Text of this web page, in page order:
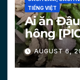
TIẾNG VIỆT
Ai ăn
hông
AUGUST 6,